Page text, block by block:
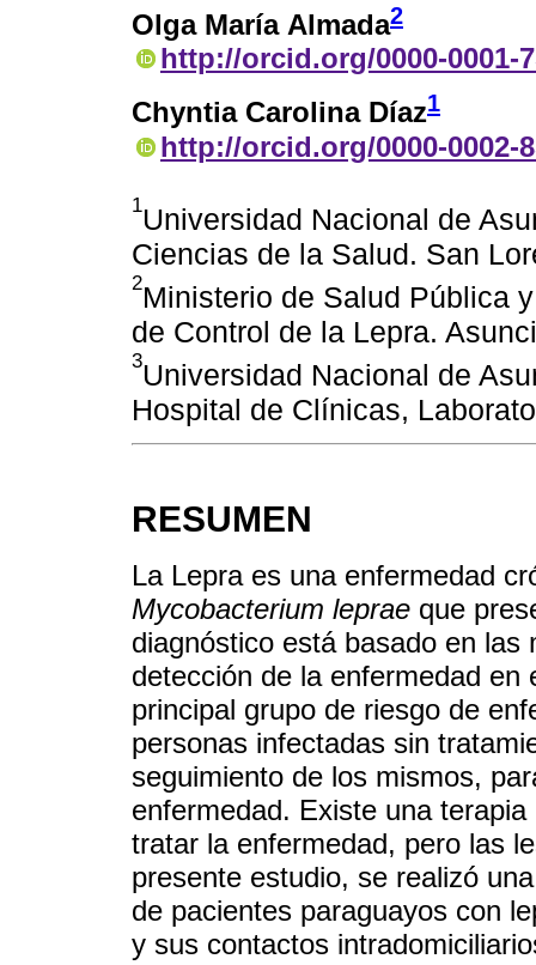
Olga María Almada2
http://orcid.org/0000-0001-
Chyntia Carolina Díaz1
http://orcid.org/0000-0002-
1Universidad Nacional de
Ciencias de la Salud. San
2Ministerio de Salud Pública
de Control de la Lepra.
3Universidad Nacional de
Hospital de Clínicas,
RESUMEN
La Lepra es una enfermedad
Mycobacterium leprae que
diagnóstico está basado en
detección de la enfermedad
principal grupo de riesgo de
personas infectadas sin
seguimiento de los mismos,
enfermedad. Existe una
tratar la enfermedad, pero las
presente estudio, se realizó
de pacientes paraguayos con
y sus contactos